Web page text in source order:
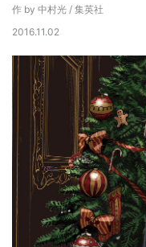
作 by 中村光 / 集英社
2016.11.02